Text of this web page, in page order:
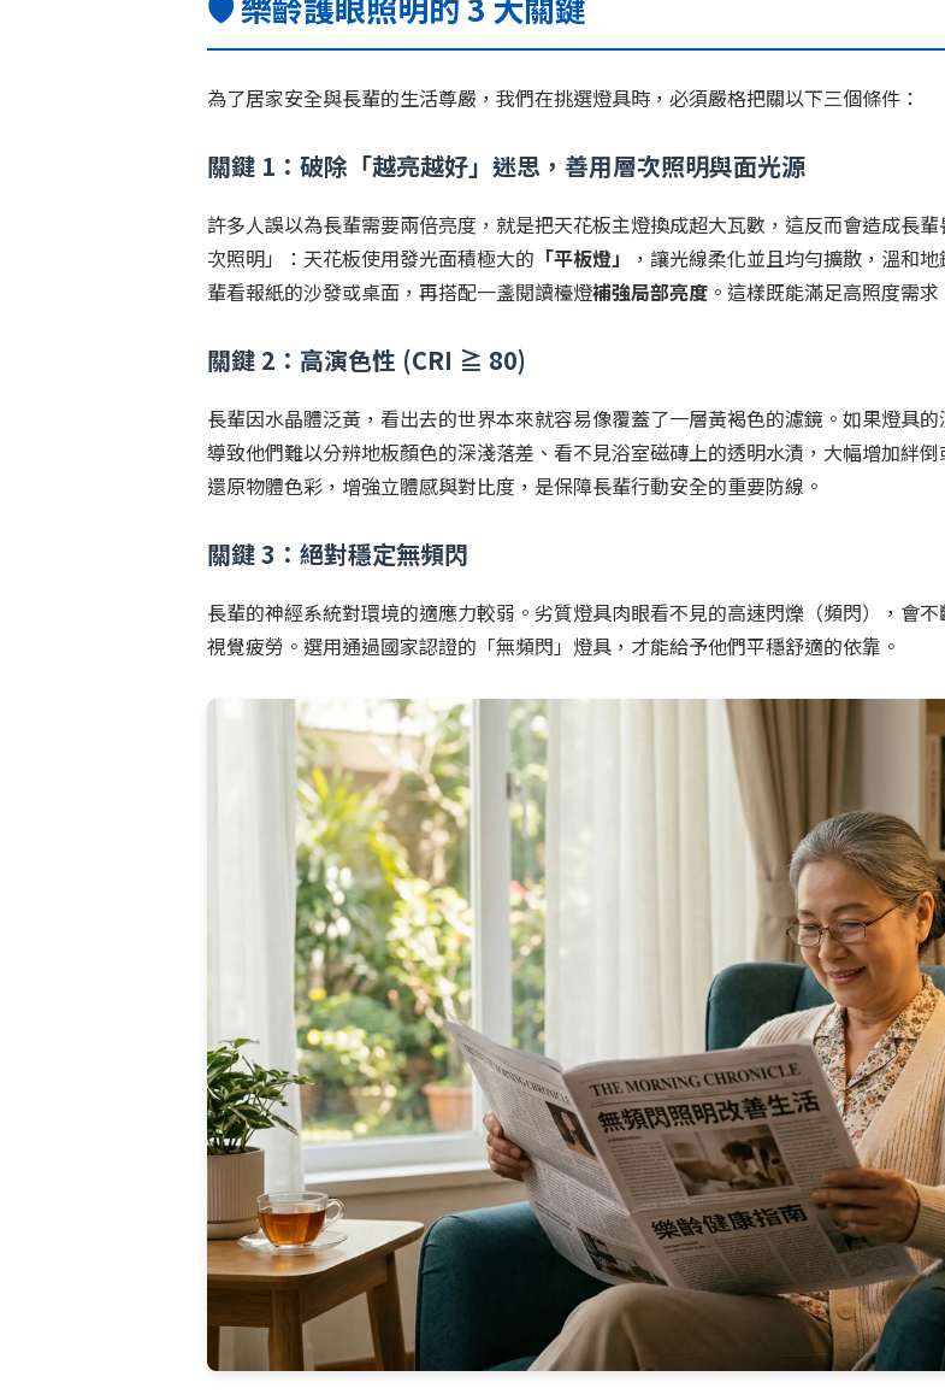
為了居家安全與長輩的生活尊嚴，我們在挑選燈具時，必須嚴格把關以下三個條件：
關鍵 1：破除「越亮越好」迷思，善用層次照明與面光源
許多人誤以為長輩需要兩倍亮度，就是把天花板主燈換成超大瓦數，這反而會造成長
次照明」：天花板使用發光面積極大的 「平板燈」
，讓光線柔化並且均勻擴散，溫和
輩看報紙的沙發或桌面，再搭配一盞閱讀檯燈補強局部亮度。這樣既能滿足高照度需求
關鍵 2：高演色性 (CRI ≧ 80)
長輩因水晶體泛黃，看出去的世界本來就容易像覆蓋了一層黃褐色的濾鏡。如果燈具
導致他們難以分辨地板顏色的深淺落差、看不見浴室磁磚上的透明水漬，大幅增加絆
還原物體色彩，增強立體感與對比度，是保障長輩行動安全的重要防線。
關鍵 3：絕對穩定無頻閃
長輩的神經系統對環境的適應力較弱。劣質燈具肉眼看不見的高速閃爍（頻閃），會
視覺疲勞。選用通過國家認證的「無頻閃」燈具，才能給予他們平穩舒適的依靠。